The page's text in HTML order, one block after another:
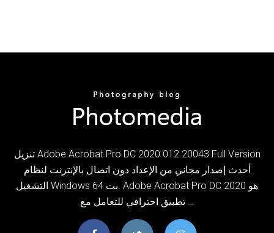
تنزيل Adobe Acrobat Pro DC 2020.012.20043 Full Version
أحدث إصدار مجاني من الإعداد دون اتصال بالإنترنت لنظام
التشغيل Windows 64 بت. Adobe Acrobat Pro DC 2020 هو